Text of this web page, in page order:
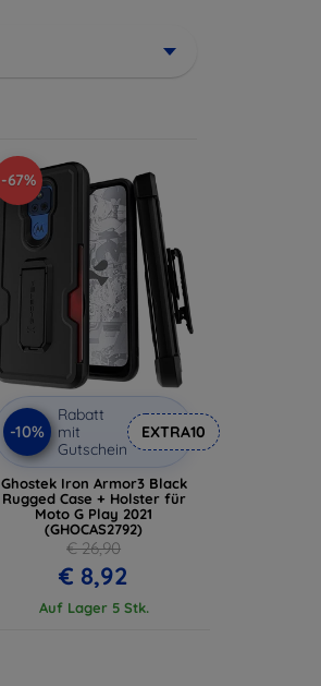
-67%
-10%
Rabatt
mit
Gutschein
EXTRA10
Ghostek Iron Armor3 Black
Rugged Case + Holster für
Moto G Play 2021
(GHOCAS2792)
€ 26,90
€ 8,92
Auf Lager 5 Stk.